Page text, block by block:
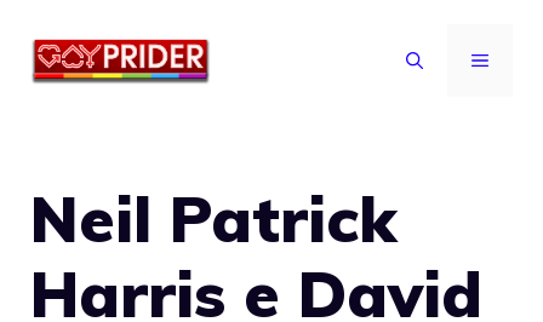
MENU
Neil Patrick
Harris e David